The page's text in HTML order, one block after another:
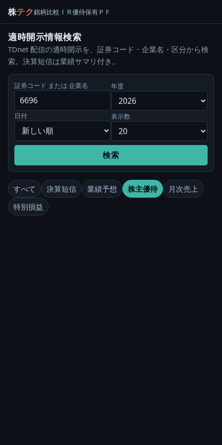
株テク銘柄比較 ＩＲ優待保有ＰＦ
適時開示情報検索
TDnet 配信の適時開示を、証券コード・企業名・区分から検
索。決算短信は業績サマリ付き。
証券コード または 企業名 年度
日付 表示数
検索
すべて 決算短信 業績予想 株主優待
月次売上
特別損益